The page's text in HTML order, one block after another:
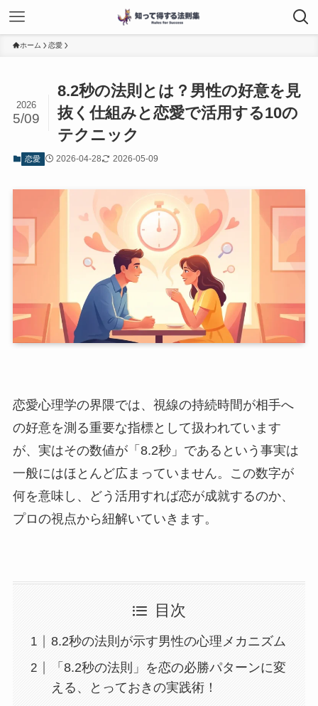
ホーム 恋愛
8.2秒の法則とは？男性の好意を見
抜く仕組みと恋愛で活用する10の
テクニック
2026
5/09
恋愛 2026-04-28 2026-05-09
恋愛心理学の界隈では、視線の持続時間が相手へ
の好意を測る重要な指標として扱われています
が、実はその数値が「8.2秒」であるという事実は
一般にはほとんど広まっていません。この数字が
何を意味し、どう活用すれば恋が成就するのか、
プロの視点から紐解いていきます。
目次
8.2秒の法則が示す男性の心理メカニズム
「8.2秒の法則」を恋の必勝パターンに変
える、とっておきの実践術！